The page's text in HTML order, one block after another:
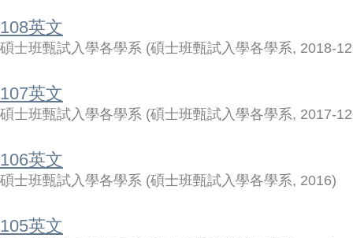
108英文
碩士班甄試入學各學系 (碩士班甄試入學各學系, 2018-
107英文
碩士班甄試入學各學系 (碩士班甄試入學各學系, 2017-
106英文
碩士班甄試入學各學系 (碩士班甄試入學各學系, 2016)
105英文